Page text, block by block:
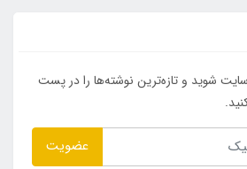
شوید و تازه‌ترین نوشته‌ها را در پست
عضویت